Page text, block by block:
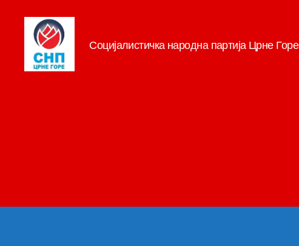
Социјалистичка народна партија Црне Горе